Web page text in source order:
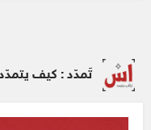
تَمدّد : كيف يتمدّد